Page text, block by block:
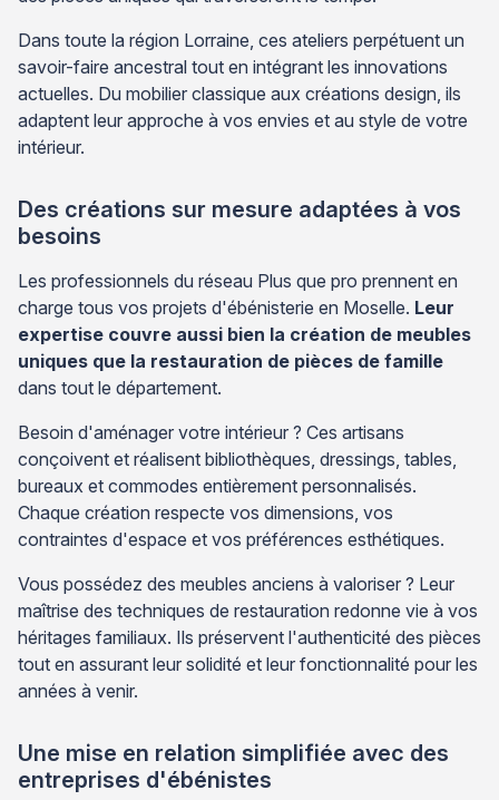
Dans toute la région Lorraine, ces ateliers perpétuent un
savoir-faire ancestral tout en intégrant les innovations
actuelles. Du mobilier classique aux créations design, ils
adaptent leur approche à vos envies et au style de votre
intérieur.
Des créations sur mesure adaptées à vos
besoins
Les professionnels du réseau Plus que pro prennent en
charge tous vos projets d'ébénisterie en Moselle. Leur
expertise couvre aussi bien la création de meubles
uniques que la restauration de pièces de famille
dans tout le département.
Besoin d'aménager votre intérieur ? Ces artisans
conçoivent et réalisent bibliothèques, dressings, tables,
bureaux et commodes entièrement personnalisés.
Chaque création respecte vos dimensions, vos
contraintes d'espace et vos préférences esthétiques.
Vous possédez des meubles anciens à valoriser ? Leur
maîtrise des techniques de restauration redonne vie à vos
héritages familiaux. Ils préservent l'authenticité des pièces
tout en assurant leur solidité et leur fonctionnalité pour les
années à venir.
Une mise en relation simplifiée avec des
entreprises d'ébénistes